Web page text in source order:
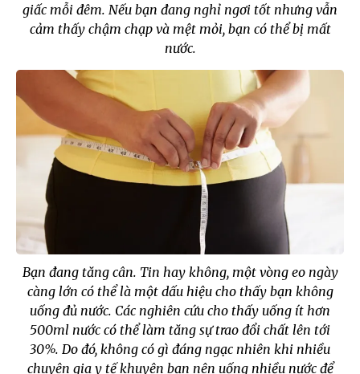
giấc mỗi đêm. Nếu bạn đang nghỉ ngơi tốt nhưng vẫn
cảm thấy chậm chạp và mệt mỏi, bạn có thể bị mất
nước.
Bạn đang tăng cân. Tin hay không, một vòng eo ngày
càng lớn có thể là một dấu hiệu cho thấy bạn không
uống đủ nước. Các nghiên cứu cho thấy uống ít hơn
500ml nước có thể làm tăng sự trao đổi chất lên tới
30%. Do đó, không có gì đáng ngạc nhiên khi nhiều
chuyên gia y tế khuyên bạn nên uống nhiều nước để